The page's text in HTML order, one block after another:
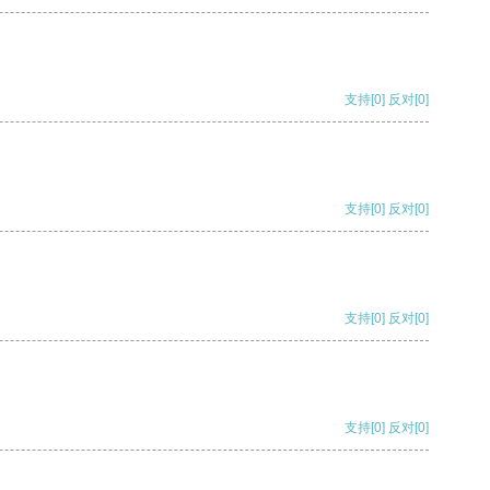
支持[0] 反对[0]
支持[0] 反对[0]
支持[0] 反对[0]
支持[0] 反对[0]